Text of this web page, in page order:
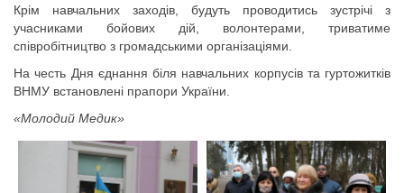
Крім навчальних заходів, будуть проводитись зустрічі з
учасниками бойових дій, волонтерами, триватиме
співробітництво з громадськими організаціями.
На честь Дня єднання біля навчальних корпусів та гуртожитків
ВНМУ встановлені прапори України.
«Молодий Медик»